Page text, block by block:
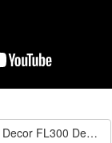
← Акриловая шпатлевка Orac Decor FL300 Decofiller 310 мл